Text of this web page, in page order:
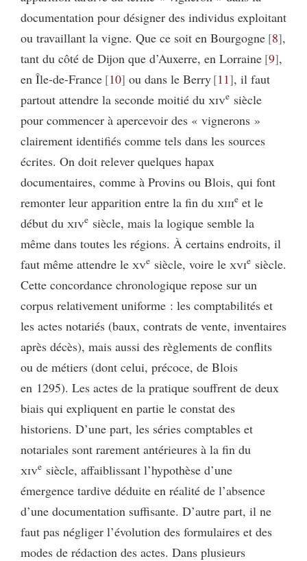
documentation pour désigner des individus exploitant
ou travaillant la vigne. Que ce soit en Bourgogne 8 ,
tant du côté de Dijon que d’Auxerre, en Lorraine 9 ,
en Île-de-France 10 ou dans le Berry 11 , il faut
partout attendre la seconde moitié du xive siècle
pour commencer à apercevoir des « vignerons »
clairement identifiés comme tels dans les sources
écrites. On doit relever quelques hapax
documentaires, comme à Provins ou Blois, qui font
remonter leur apparition entre la fin du xiiie et le
début du xive siècle, mais la logique semble la
même dans toutes les régions. À certains endroits, il
faut même attendre le xve siècle, voire le xvie siècle.
Cette concordance chronologique repose sur un
corpus relativement uniforme : les comptabilités et
les actes notariés (baux, contrats de vente, inventaires
après décès), mais aussi des règlements de conflits
ou de métiers (dont celui, précoce, de Blois
en 1295). Les actes de la pratique souffrent de deux
biais qui expliquent en partie le constat des
historiens. D’une part, les séries comptables et
notariales sont rarement antérieures à la fin du
xive siècle, affaiblissant l’hypothèse d’une
émergence tardive déduite en réalité de l’absence
d’une documentation suffisante. D’autre part, il ne
faut pas négliger l’évolution des formulaires et des
modes de rédaction des actes. Dans plusieurs